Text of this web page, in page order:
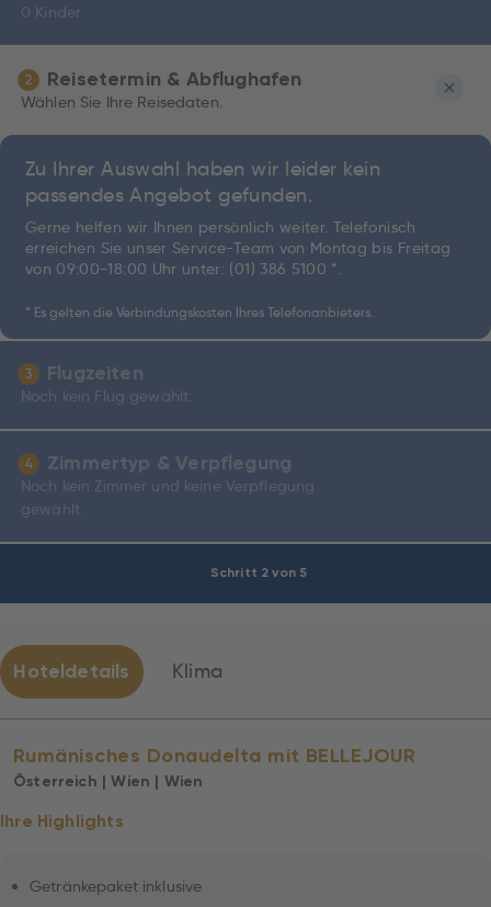
Schritt 2 von 5
0 Kinder
2 Reisetermin & Abflughafen
Wählen Sie Ihre Reisedaten.
Zu Ihrer Auswahl haben wir leider kein
passendes Angebot gefunden.
Gerne helfen wir Ihnen persönlich weiter. Telefonisch
erreichen Sie unser Service-Team von Montag bis Freitag
von 09:00-18:00 Uhr unter: (01) 386 5100 *.
* Es gelten die Verbindungskosten Ihres Telefonanbieters.
3 Flugzeiten
Noch kein Flug gewählt.
4 Zimmertyp & Verpflegung
Noch kein Zimmer und keine Verpflegung
gewählt.
Hoteldetails Klima
Rumänisches Donaudelta mit BELLEJOUR
Österreich | Wien | Wien
Ihre Highlights
Getränkepaket inklusive